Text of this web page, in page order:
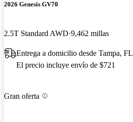
2026 Genesis GV70
2.5T Standard AWD 9,462 millas
Entrega a domicilio desde Tampa, FL
El precio incluye envío de $721
Gran oferta